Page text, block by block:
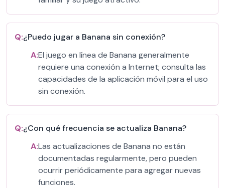
Q:¿Puedo jugar a Banana sin conexión?
A:El juego en línea de Banana generalmente
requiere una conexión a Internet; consulta las
capacidades de la aplicación móvil para el uso
sin conexión.
Q:¿Con qué frecuencia se actualiza Banana?
A:Las actualizaciones de Banana no están
documentadas regularmente, pero pueden
ocurrir periódicamente para agregar nuevas
funciones.